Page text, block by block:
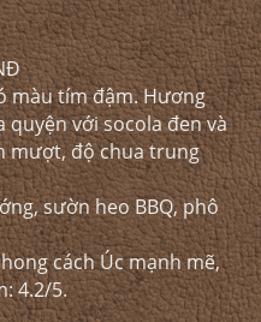
màu tím đậm. Hương
với socola đen và
mượt, độ chua trung
sườn heo BBQ, phô
cách Úc mạnh mẽ,
4.2/5.